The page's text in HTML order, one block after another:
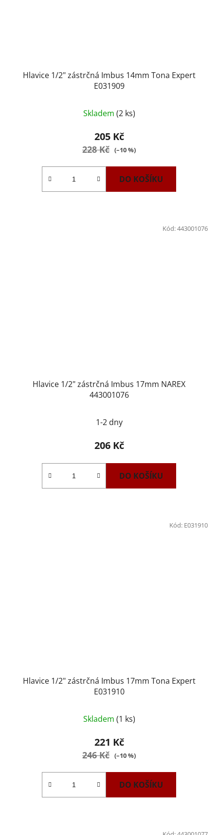
Hlavice 1/2" zástrčná Imbus 14mm Tona Expert
E031909
Skladem (2 ks)
205 Kč
228 Kč (–10 %)
DO KOŠÍKU
Hlavice 1/2" zástrčná Imbus 17mm NAREX
443001076
1-2 dny
206 Kč
DO KOŠÍKU
Kód:443001076
Hlavice 1/2" zástrčná Imbus 17mm Tona Expert
E031910
Skladem (1 ks)
221 Kč
246 Kč (–10 %)
DO KOŠÍKU
Kód: E031910